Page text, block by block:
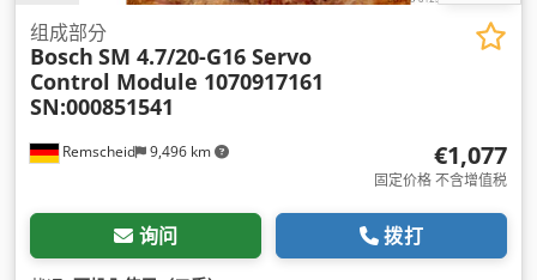
Remscheid 9,496 km
组成部分
Bosch SM 4.7/20-G16 Servo
Control Module 1070917161
SN:000851541
€1,077
固定价格 不含增值税
询问 拨打